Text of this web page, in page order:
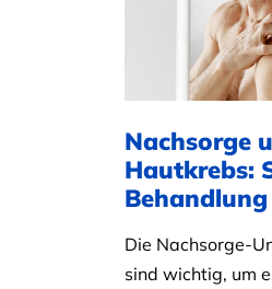
Nachsorge
Hautkrebs:
Die Nachsorge-
sind wichtig, um